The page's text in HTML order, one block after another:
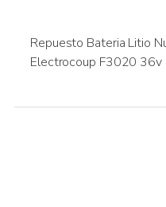
Repuesto Bateria Litio
Electrocoup F3020 36v